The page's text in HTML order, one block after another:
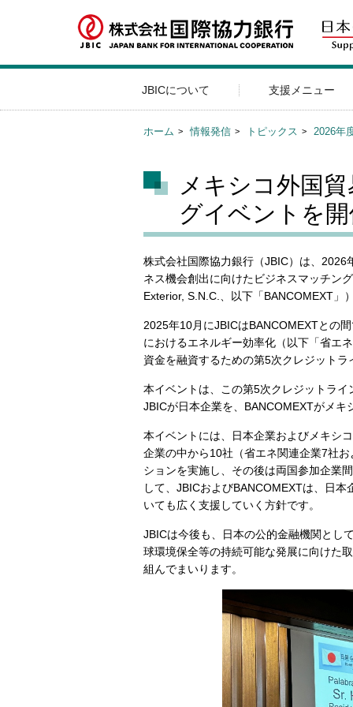
JBICについて 支援メニュー
ホーム 情報発信 トピックス 2026年
メキシコ外国
グイベントを
株式会社国際協力銀行（JBIC）は、
ネス機会創出に向けたビジネスマッチン
Exterior, S.N.C.、以下「BANCOMEXT」
2025年10月にJBICはBANCOMEXTとの
におけるエネルギー効率化（以下「省エ
資金を融資するための第5次クレジットラ
本イベントは、この第5次クレジットラ
JBICが日本企業を、BANCOMEXTがメ
本イベントには、日本企業およびメキシ
企業の中から10社（省エネ関連企業7社
ションを実施し、その後は両国参加企業
して、JBICおよびBANCOMEXTは、日
いても広く支援していく方針です。
JBICは今後も、日本の公的金融機関とし
球環境保全等の持続可能な発展に向けた
組んでまいります。